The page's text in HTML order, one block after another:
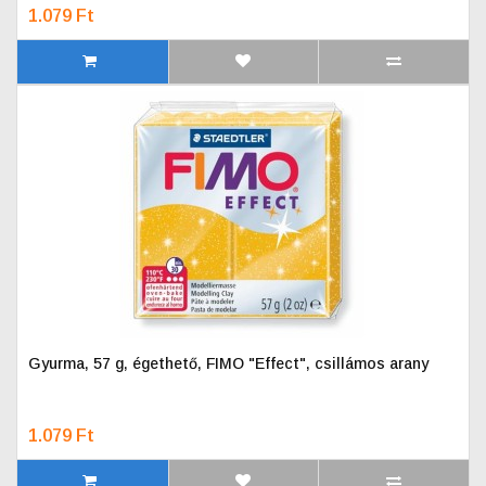
1.079 Ft
Gyurma, 57 g, égethető, FIMO "Effect", csillámos arany
1.079 Ft